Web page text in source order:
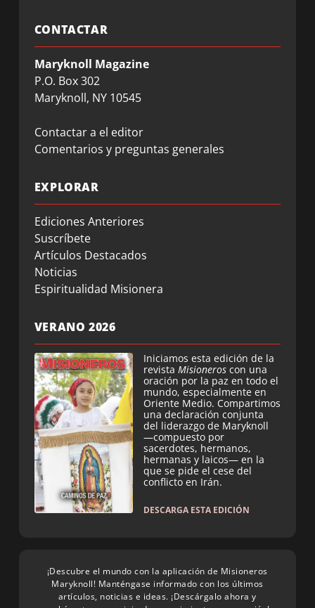
CONTACTAR
Maryknoll Magazine
P.O. Box 302
Maryknoll, NY 10545
Contactar a el editor
Comentarios y preguntas generales
EXPLORAR
Ediciones Anteriores
Suscríbete
Artículos Destacados
Noticias
Espiritualidad Misionera
VERANO 2026
Iniciamos esta edición de la
revista Misioneros con una
oración por la paz en todo el
mundo, especialmente en
Oriente Medio. Compartimos
una declaración conjunta
del liderazgo de Maryknoll
—compuesto por
sacerdotes, hermanos,
hermanas y laicos— en la
que se pide el cese del
conflicto en Irán.
DESCARGA ESTA EDICIÓN
¡Descubre el mundo con la aplicación de Misioneros
Maryknoll! Manténgase informado con los últimos
artículos, noticias e ideas. ¡Descárgalo ahora y